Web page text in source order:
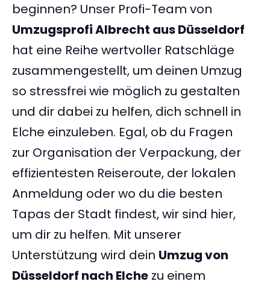
beginnen? Unser Profi-Team von
Umzugsprofi Albrecht aus Düsseldorf
hat eine Reihe wertvoller Ratschläge
zusammengestellt, um deinen Umzug
so stressfrei wie möglich zu gestalten
und dir dabei zu helfen, dich schnell in
Elche einzuleben. Egal, ob du Fragen
zur Organisation der Verpackung, der
effizientesten Reiseroute, der lokalen
Anmeldung oder wo du die besten
Tapas der Stadt findest, wir sind hier,
um dir zu helfen. Mit unserer
Unterstützung wird dein Umzug von
Düsseldorf nach Elche zu einem